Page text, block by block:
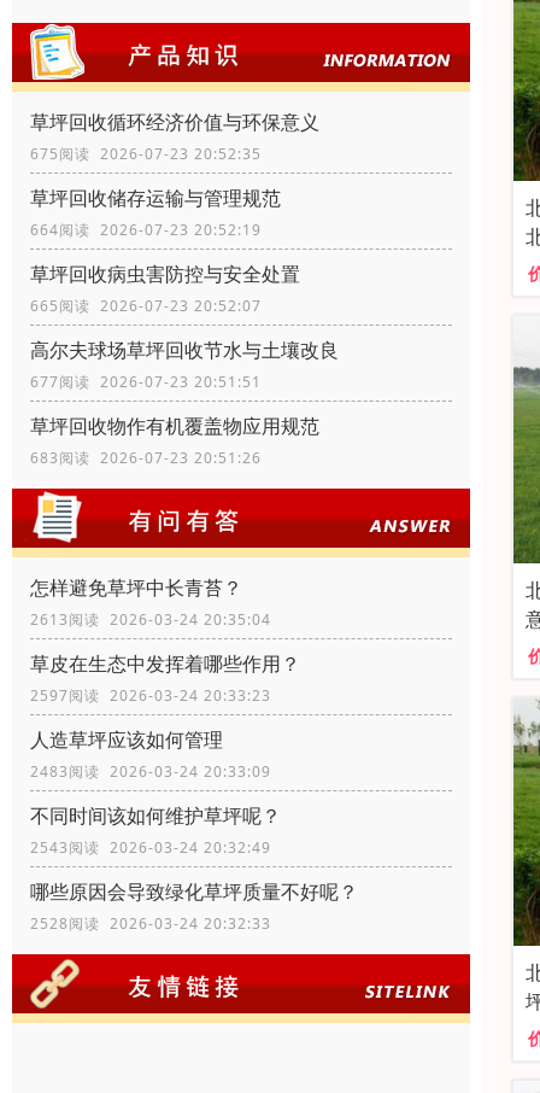
草坪回收循环经济价值与环保意义
675阅读 2026-07-23 20:52:35
草坪回收储存运输与管理规范
664阅读 2026-07-23 20:52:19
草坪回收病虫害防控与安全处置
665阅读 2026-07-23 20:52:07
高尔夫球场草坪回收节水与土壤改良
677阅读 2026-07-23 20:51:51
草坪回收物作有机覆盖物应用规范
683阅读 2026-07-23 20:51:26
怎样避免草坪中长青苔？
2613阅读 2026-03-24 20:35:04
草皮在生态中发挥着哪些作用？
2597阅读 2026-03-24 20:33:23
人造草坪应该如何管理
2483阅读 2026-03-24 20:33:09
不同时间该如何维护草坪呢？
2543阅读 2026-03-24 20:32:49
哪些原因会导致绿化草坪质量不好呢？
2528阅读 2026-03-24 20:32:33